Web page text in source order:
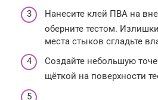
Нанесите клей ПВА на
оберните тестом.
места стыков сгладьте
Создайте небольшую
щёткой на поверхности